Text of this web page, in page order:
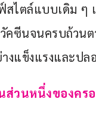
ไตล์แบบเดิม ๆ
คซีนจนครบถ้วน
งแข็งแรงและป
ส่วนหนึ่งของคร